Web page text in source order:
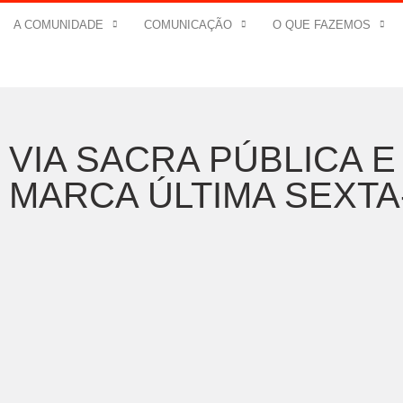
A COMUNIDADE COMUNICAÇÃO O QUE FAZEMOS
VIA SACRA PÚBLICA
MARCA ÚLTIMA